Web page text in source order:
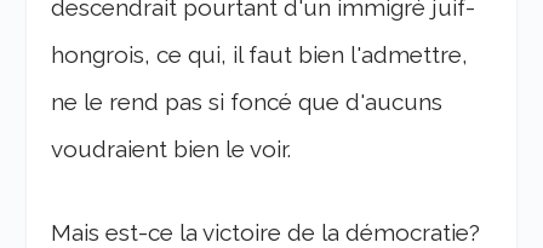
descendrait pourtant d'un immigré juif-
hongrois, ce qui, il faut bien l'admettre,
ne le rend pas si foncé que d'aucuns
voudraient bien le voir.
Mais est-ce la victoire de la démocratie?